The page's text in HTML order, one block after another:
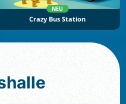
NEU
Crazy Bus Station